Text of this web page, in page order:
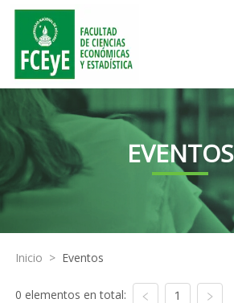
EVENTOS
Inicio > Eventos
0 elementos en total: 1